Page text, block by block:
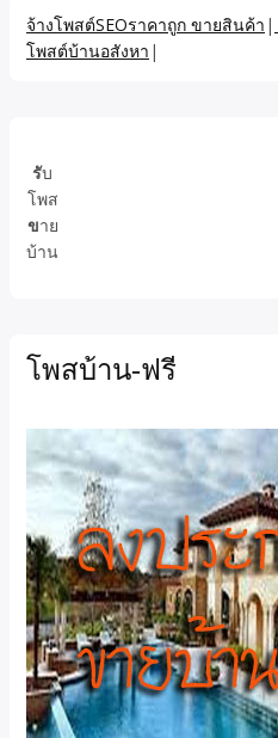
จ้างโพสต์SEOราคาถูก ขายสินค้า |
โพสต์บ้านอสังหา |
รับ
โพส
ขาย
บ้าน
โพสบ้าน-ฟรี